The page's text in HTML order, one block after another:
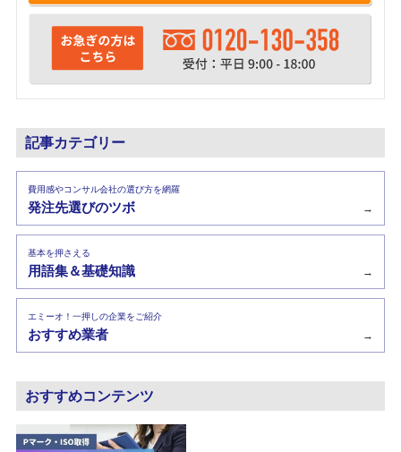
記事カテゴリー
費用感やコンサル会社の選び方を網羅
発注先選びのツボ →
基本を押さえる
用語集＆基礎知識 →
エミーオ！一押しの企業をご紹介
おすすめ業者 →
おすすめコンテンツ